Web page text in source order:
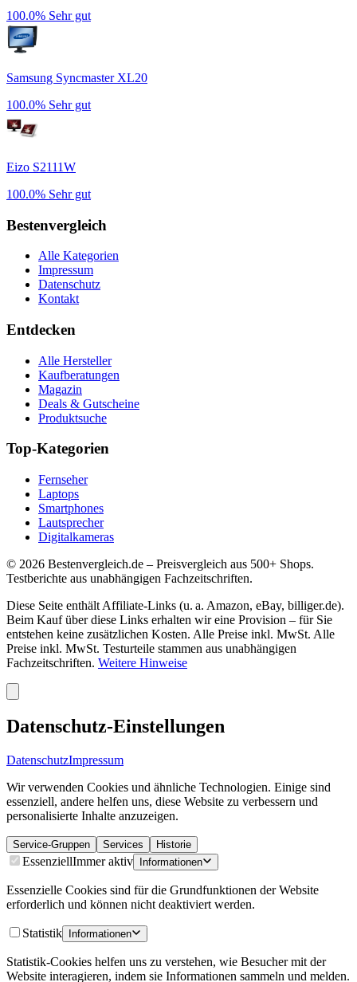
100.0% Sehr gut
Samsung Syncmaster XL20
100.0% Sehr gut
Eizo S2111W
100.0% Sehr gut
Bestenvergleich
Alle Kategorien
Impressum
Datenschutz
Kontakt
Entdecken
Alle Hersteller
Kaufberatungen
Magazin
Deals & Gutscheine
Produktsuche
Top-Kategorien
Fernseher
Laptops
Smartphones
Lautsprecher
Digitalkameras
© 2026 Bestenvergleich.de – Preisvergleich aus 500+ Shops.
Testberichte aus unabhängigen Fachzeitschriften.
Diese Seite enthält Affiliate-Links (u. a. Amazon, eBay, billiger.de).
Beim Kauf über diese Links erhalten wir eine Provision – für Sie
entstehen keine zusätzlichen Kosten. Alle Preise inkl. MwSt. Alle
Preise inkl. MwSt. Testurteile stammen aus unabhängigen
Fachzeitschriften. Weitere Hinweise
Datenschutz-Einstellungen
DatenschutzImpressum
Wir verwenden Cookies und ähnliche Technologien. Einige sind
essenziell, andere helfen uns, diese Website zu verbessern und
personalisierte Inhalte anzuzeigen.
Service-Gruppen Services Historie
EssenziellImmer aktiv Informationen
Essenzielle Cookies sind für die Grundfunktionen der Website
erforderlich und können nicht deaktiviert werden.
Statistik Informationen
Statistik-Cookies helfen uns zu verstehen, wie Besucher mit der
Website interagieren, indem sie Informationen sammeln und melden.